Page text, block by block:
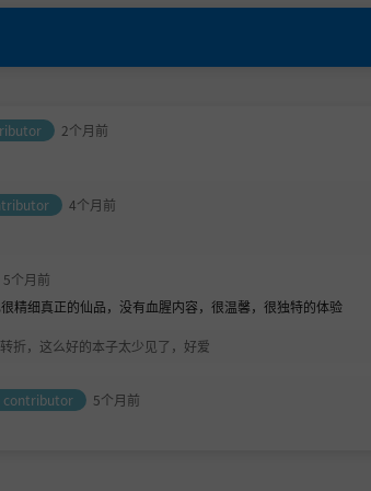
2个月前
4个月前
5个月前
精细真正的仙品，没有血腥内容，很温馨，很独特的体验
折，这么好的本子太少见了，好爱
contributor
5个月前